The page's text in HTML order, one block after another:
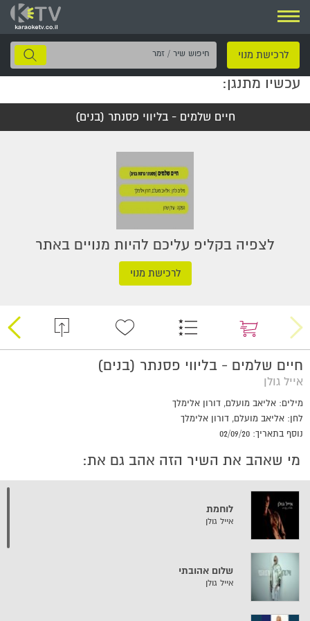
ניווט
לרכישת מנוי
חיפוש
שיר
עכשיו מתנגן:
חיים שלמים - בליווי פסנתר (בנים)
לצפיה בקליפ עליכם להיות מנויים באתר
לרכישת מנוי
חיים שלמים - בליווי פסנתר (בנים)
אייל גולן
מילים: אליאב מועלם, דורון אלימלך
לחן: אליאב מועלם, דורון אלימלך
נוסף בתאריך: 02/09/20
מי שאהב את השיר הזה אהב גם את:
לוחמת
אייל גולן
שלום אהובתי
אייל גולן